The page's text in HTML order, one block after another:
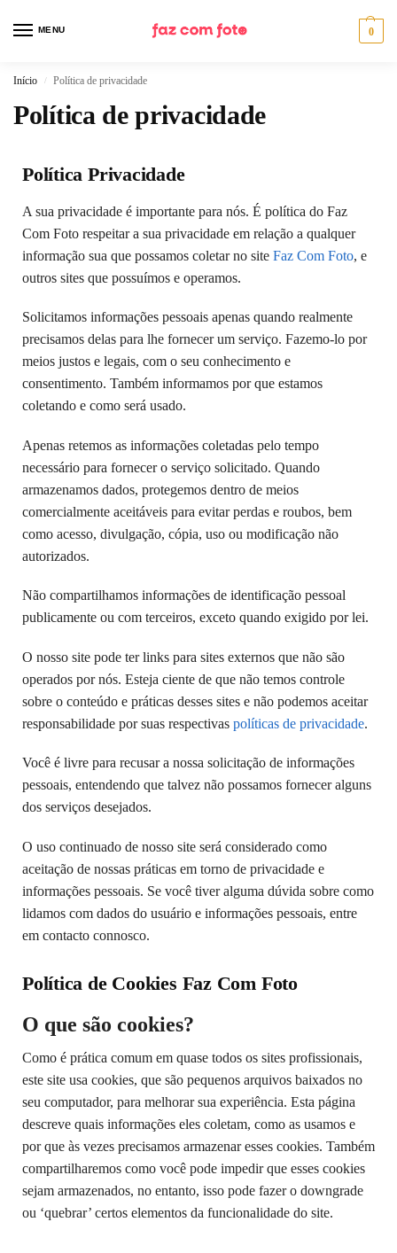
MENU 0
Início / Política de privacidade
Política de privacidade
Política Privacidade
A sua privacidade é importante para nós. É política do Faz
Com Foto respeitar a sua privacidade em relação a qualquer
informação sua que possamos coletar no site Faz Com Foto, e
outros sites que possuímos e operamos.
Solicitamos informações pessoais apenas quando realmente
precisamos delas para lhe fornecer um serviço. Fazemo-lo por
meios justos e legais, com o seu conhecimento e
consentimento. Também informamos por que estamos
coletando e como será usado.
Apenas retemos as informações coletadas pelo tempo
necessário para fornecer o serviço solicitado. Quando
armazenamos dados, protegemos dentro de meios
comercialmente aceitáveis ​​para evitar perdas e roubos, bem
como acesso, divulgação, cópia, uso ou modificação não
autorizados.
Não compartilhamos informações de identificação pessoal
publicamente ou com terceiros, exceto quando exigido por lei.
O nosso site pode ter links para sites externos que não são
operados por nós. Esteja ciente de que não temos controle
sobre o conteúdo e práticas desses sites e não podemos aceitar
responsabilidade por suas respectivas políticas de privacidade.
Você é livre para recusar a nossa solicitação de informações
pessoais, entendendo que talvez não possamos fornecer alguns
dos serviços desejados.
O uso continuado de nosso site será considerado como
aceitação de nossas práticas em torno de privacidade e
informações pessoais. Se você tiver alguma dúvida sobre como
lidamos com dados do usuário e informações pessoais, entre
em contacto connosco.
Política de Cookies Faz Com Foto
O que são cookies?
Como é prática comum em quase todos os sites profissionais,
este site usa cookies, que são pequenos arquivos baixados no
seu computador, para melhorar sua experiência. Esta página
descreve quais informações eles coletam, como as usamos e
por que às vezes precisamos armazenar esses cookies. Também
compartilharemos como você pode impedir que esses cookies
sejam armazenados, no entanto, isso pode fazer o downgrade
ou ‘quebrar’ certos elementos da funcionalidade do site.